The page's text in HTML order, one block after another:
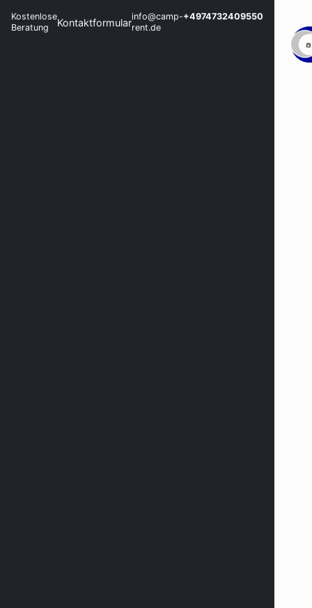
Kostenlose
Beratung
Kontaktformularinfo@camp-
rent.de
+4974732409550